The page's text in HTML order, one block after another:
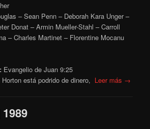
– Sean Penn – Deborah Kara Unger –
Donat – Armin Mueller-Stahl – Carroll
– Charles Martinet – Florentine Mocanu
Evangelio de Juan 9:25
está podrido de dinero, Leer más →